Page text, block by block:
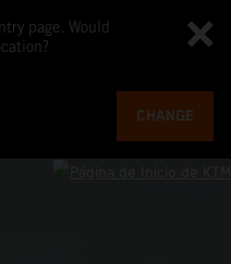
page. Would
CHANGE